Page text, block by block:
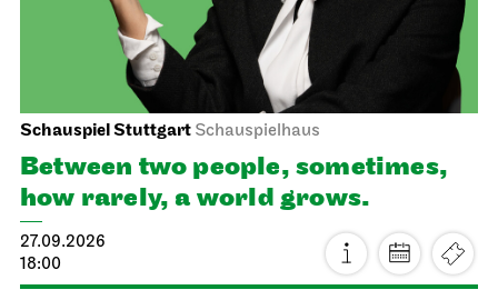
Schauspiel Stuttgart Schauspielhaus
Between two people, sometimes,
how rarely, a world grows.
27.09.2026
18:00